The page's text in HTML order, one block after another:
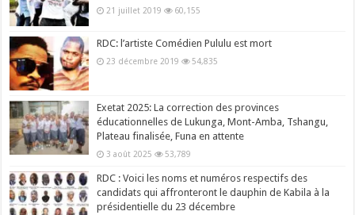
21 juillet 2019 60,155
RDC: l’artiste Comédien Pululu est mort
23 décembre 2019 54,835
Exetat 2025: La correction des provinces
éducationnelles de Lukunga, Mont-Amba, Tshangu,
Plateau finalisée, Funa en attente
3 août 2025 53,789
RDC : Voici les noms et numéros respectifs des
candidats qui affronteront le dauphin de Kabila à la
présidentielle du 23 décembre